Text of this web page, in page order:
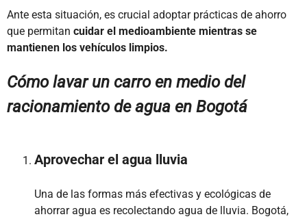
Ante esta situación, es crucial adoptar prácticas de ahorro
que permitan cuidar el medioambiente mientras se
mantienen los vehículos limpios.
Cómo lavar un carro en medio del
racionamiento de agua en Bogotá
Aprovechar el agua lluvia
Una de las formas más efectivas y ecológicas de
ahorrar agua es recolectando agua de lluvia. Bogotá,